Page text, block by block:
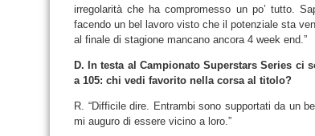
irregolarità che ha compromesso un po’ tutto.
facendo un bel lavoro visto che il potenziale sta
al finale di stagione mancano ancora 4 week end.”
D. In testa al Campionato Superstars Series ci
a 105: chi vedi favorito nella corsa al titolo?
R. “Difficile dire. Entrambi sono supportati da un
mi auguro di essere vicino a loro.”